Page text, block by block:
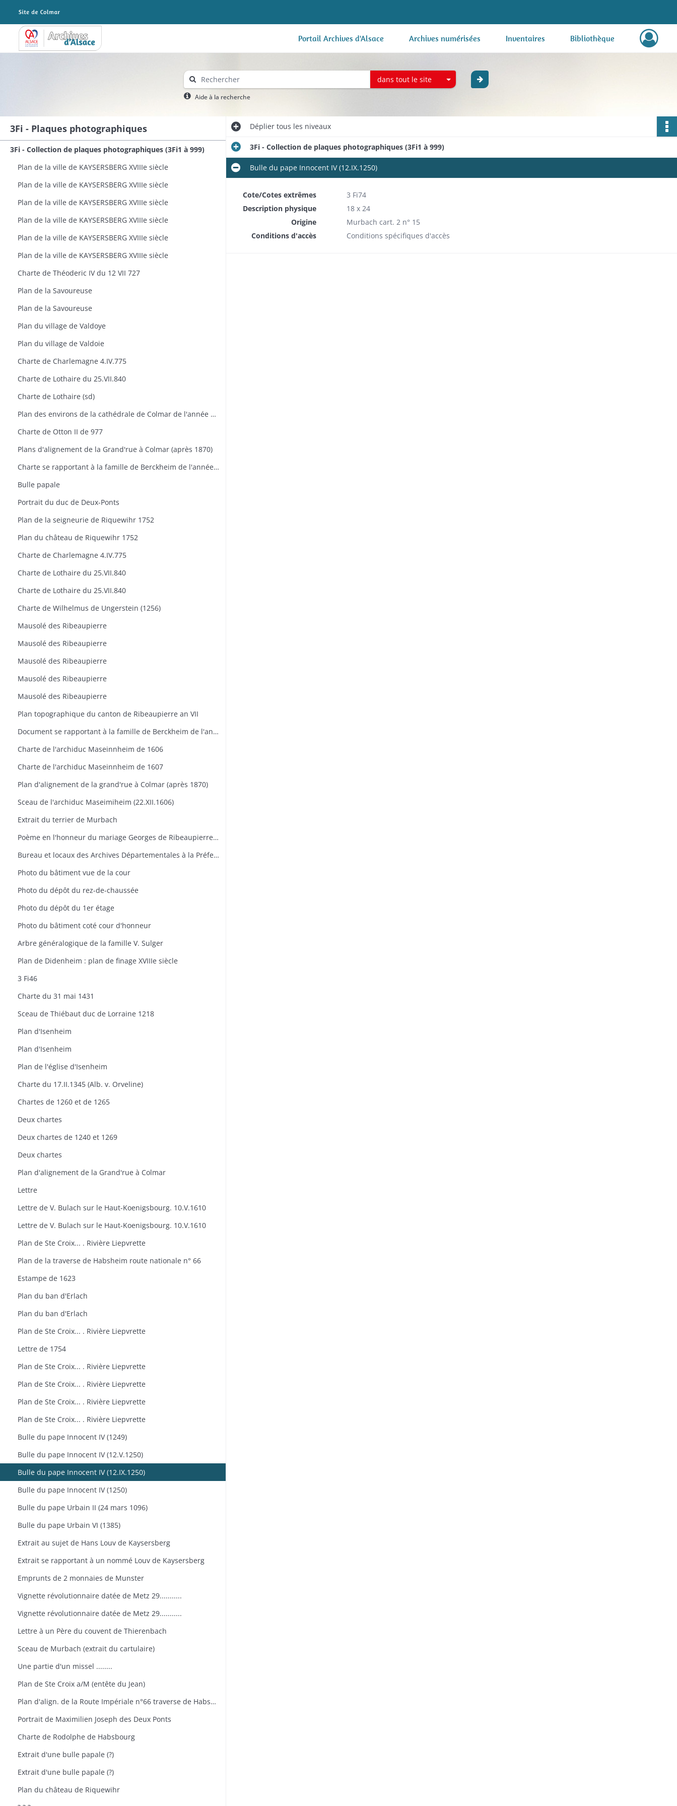
Archives Alsace - Colmar Portail Archives d'Alsace Archives numérisées Inventaires Bibliothèque
dans tout le site
Aide à la recherche
3Fi - Plaques photographiques
3Fi - Collection de plaques photographiques (3Fi1 à 999)
Plan de la ville de KAYSERSBERG XVIIIe siècle
Plan de la ville de KAYSERSBERG XVIIIe siècle
Plan de la ville de KAYSERSBERG XVIIIe siècle
Plan de la ville de KAYSERSBERG XVIIIe siècle
Plan de la ville de KAYSERSBERG XVIIIe siècle
Plan de la ville de KAYSERSBERG XVIIIe siècle
Charte de Théoderic IV du 12 VII 727
Plan de la Savoureuse
Plan de la Savoureuse
Plan du village de Valdoye
Plan du village de Valdoie
Charte de Charlemagne 4.IV.775
Charte de Lothaire du 25.VII.840
Charte de Lothaire (sd)
Plan des environs de la cathédrale de Colmar de l'année 1785
Charte de Otton II de 977
Plans d'alignement de la Grand'rue à Colmar (après 1870)
Charte se rapportant à la famille de Berckheim de l'année 1488
Bulle papale
Portrait du duc de Deux-Ponts
Plan de la seigneurie de Riquewihr 1752
Plan du château de Riquewihr 1752
Charte de Charlemagne 4.IV.775
Charte de Lothaire du 25.VII.840
Charte de Lothaire du 25.VII.840
Charte de Wilhelmus de Ungerstein (1256)
Mausolé des Ribeaupierre
Mausolé des Ribeaupierre
Mausolé des Ribeaupierre
Mausolé des Ribeaupierre
Mausolé des Ribeaupierre
Plan topographique du canton de Ribeaupierre an VII
Document se rapportant à la famille de Berckheim de l'année 1517
Charte de l'archiduc Maseinnheim de 1606
Charte de l'archiduc Maseinnheim de 1607
Plan d'alignement de la grand'rue à Colmar (après 1870)
Sceau de l'archiduc Maseimiheim (22.XII.1606)
Extrait du terrier de Murbach
Poème en l'honneur du mariage Georges de Ribeaupierre et d'Agathe de Hanau 1623
Bureau et locaux des Archives Départementales à la Préfecture de Colmar
Photo du bâtiment vue de la cour
Photo du dépôt du rez-de-chaussée
Photo du dépôt du 1er étage
Photo du bâtiment coté cour d'honneur
Arbre généralogique de la famille V. Sulger
Plan de Didenheim : plan de finage XVIIIe siècle
3 Fi46
Charte du 31 mai 1431
Sceau de Thiébaut duc de Lorraine 1218
Plan d'Isenheim
Plan d'Isenheim
Plan de l'église d'Isenheim
Charte du 17.II.1345 (Alb. v. Orveline)
Chartes de 1260 et de 1265
Deux chartes
Deux chartes de 1240 et 1269
Deux chartes
Plan d'alignement de la Grand'rue à Colmar
Lettre
Lettre de V. Bulach sur le Haut-Koenigsbourg. 10.V.1610
Lettre de V. Bulach sur le Haut-Koenigsbourg. 10.V.1610
Plan de Ste Croix... . Rivière Liepvrette
Plan de la traverse de Habsheim route nationale n° 66
Estampe de 1623
Plan du ban d'Erlach
Plan du ban d'Erlach
Plan de Ste Croix... . Rivière Liepvrette
Lettre de 1754
Plan de Ste Croix... . Rivière Liepvrette
Plan de Ste Croix... . Rivière Liepvrette
Plan de Ste Croix... . Rivière Liepvrette
Plan de Ste Croix... . Rivière Liepvrette
Bulle du pape Innocent IV (1249)
Bulle du pape Innocent IV (12.V.1250)
Bulle du pape Innocent IV (12.IX.1250)
Bulle du pape Innocent IV (1250)
Bulle du pape Urbain II (24 mars 1096)
Bulle du pape Urbain VI (1385)
Extrait au sujet de Hans Louv de Kaysersberg
Extrait se rapportant à un nommé Louv de Kaysersberg
Emprunts de 2 monnaies de Munster
Vignette révolutionnaire datée de Metz 29...........
Vignette révolutionnaire datée de Metz 29...........
Lettre à un Père du couvent de Thierenbach
Sceau de Murbach (extrait du cartulaire)
Une partie d'un missel ........
Plan de Ste Croix a/M (entête du Jean)
Plan d'align. de la Route Impériale n°66 traverse de Habsheim
Portrait de Maximilien Joseph des Deux Ponts
Charte de Rodolphe de Habsbourg
Extrait d'une bulle papale (?)
Extrait d'une bulle papale (?)
Plan du château de Riquewihr
Dépliertous les niveaux
3Fi - Collection de plaques photographiques (3Fi1 à 999)
Bulle du pape Innocent IV (12.IX.1250)
Cote/Cotes extrêmes
3 Fi74
Description physique
18 x 24
Origine
Murbach cart. 2 n° 15
Conditions d'accès
Conditions spécifiques d'accès